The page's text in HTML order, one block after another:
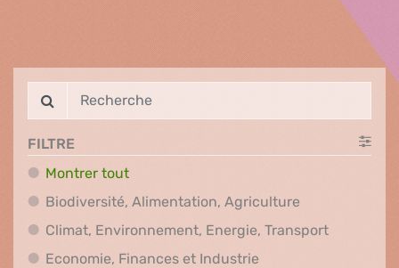
FILTRE
Montrer tout
Biodiversité, Alimentation, AgricultureBiodiversité,
Climat, Environnement, Energie, TransportClimat,
Economie, Finances et Industrie